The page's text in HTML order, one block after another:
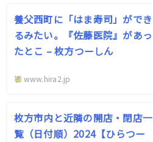
養父西町に「はま寿司」ができ
るみたい。『佐藤医院』があっ
たとこ – 枚方つーしん
www.hira2.jp
枚方市内と近隣の開店・閉店一
覧（日付順）2024【ひらつー